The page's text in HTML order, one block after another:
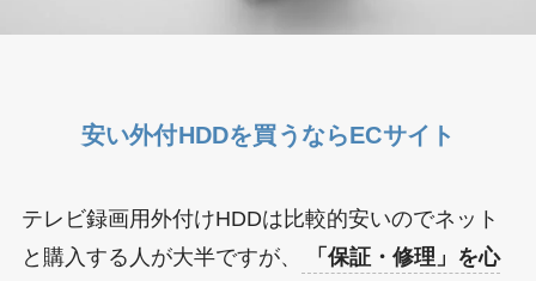
安い外付HDDを買うならECサイト
テレビ録画用外付けHDDは比較的安いのでネット
と購入する人が大半ですが、
「保証・修理」を心